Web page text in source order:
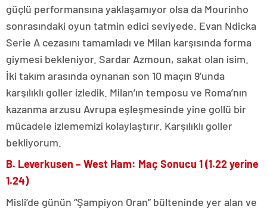
güçlü performansına yaklaşamıyor olsa da Mourinho
sonrasındaki oyun tatmin edici seviyede. Evan Ndicka
Serie A cezasını tamamladı ve Milan karşısında forma
giymesi bekleniyor. Sardar Azmoun, sakat olan isim.
İki takım arasında oynanan son 10 maçın 9’unda
karşılıklı goller izledik. Milan’ın temposu ve Roma’nın
kazanma arzusu Avrupa eşleşmesinde yine gollü bir
mücadele izlememizi kolaylaştırır. Karşılıklı goller
bekliyorum.
B. Leverkusen – West Ham: Maç Sonucu 1 (1.22 yerine
1.24)
Misli’de günün “Şampiyon Oran” bülteninde yer alan ve